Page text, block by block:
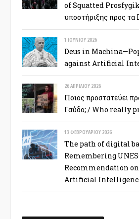
of Squatted
υποστήριξης προς τα
1 ΙΟΥΝΊΟΥ 2026
Deus in
against Artificial
26 ΑΠΡΙΛΊΟΥ 2026
Ποιος προστατεύει
Γαύδο; / Who really
13 ΦΕΒΡΟΥΑΡΊΟΥ 2026
The path of digital
Remembering
Recommendation
Artificial